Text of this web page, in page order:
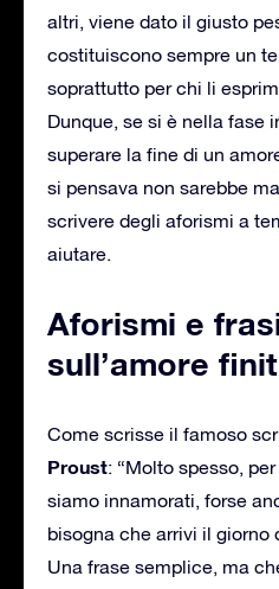
altri, viene dato il giusto
costituiscono sempre un
soprattutto per chi li
Dunque, se si è nella fase
superare la fine di un
si pensava non sarebbe
scrivere degli aforismi a
aiutare.
Aforismi e
sull’amore
Come scrisse il famoso
Proust: “Molto spesso,
siamo innamorati, forse
bisogna che arrivi il giorno
Una frase semplice, ma